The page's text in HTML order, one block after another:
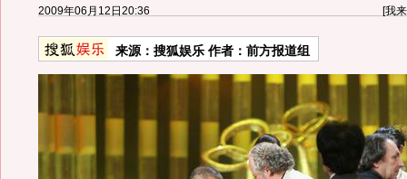
2009年06月12日20:36 [我
来源： 搜狐娱乐作者：前方报道组